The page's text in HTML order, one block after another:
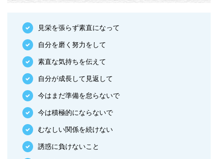
見栄を張らず素直になって
自分を磨く努力をして
素直な気持ちを伝えて
自分が成長して見返して
今はまだ準備を怠らないで
今は積極的にならないで
むなしい関係を続けない
誘惑に負けないこと